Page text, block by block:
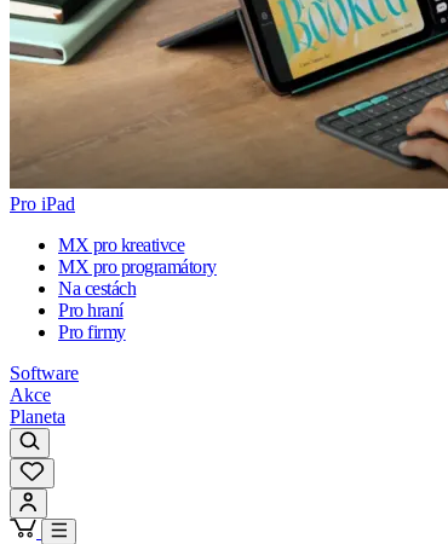
Pro iPad
MX pro kreativce
MX pro programátory
Na cestách
Pro hraní
Pro firmy
Software
Akce
Planeta